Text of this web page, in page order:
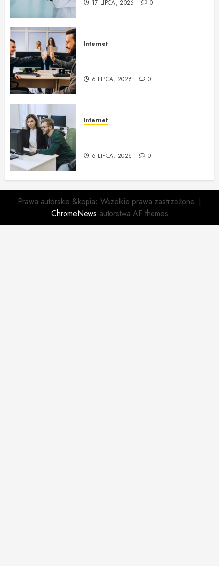
17 LIPCA, 2026 0
Internet
6 LIPCA, 2026 0
Internet
6 LIPCA, 2026 0
Prawa autorskie &kopia; Wszelkie prawa zastrzeżone. |
ChromeNews autorstwa AF themes